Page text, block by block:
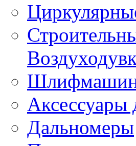
Аксессуары
Дальномеры